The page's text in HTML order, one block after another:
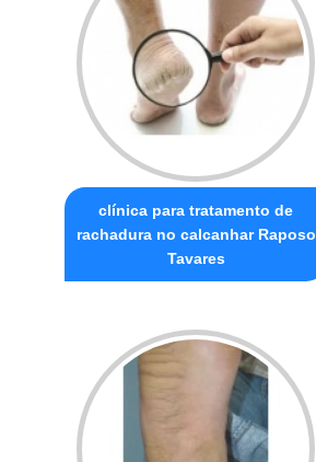
clínica para tratamento de
rachadura no calcanhar Raposo
Tavares